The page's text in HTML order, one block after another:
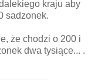
kraju aby
sadzonek.
że chodzi o 200 i
dwa tysiące... .